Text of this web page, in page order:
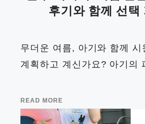
후기와 함께 선택
무더운 여름, 아기와 함께 시
계획하고 계신가요? 아기의
READ MORE